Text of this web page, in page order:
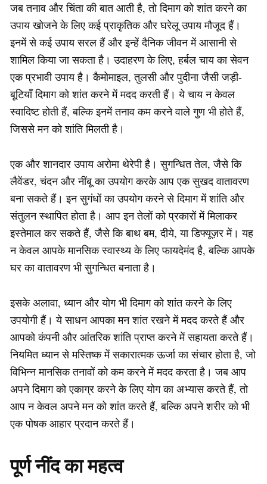
जब तनाव और चिंता की बात आती है, तो दिमाग को शांत करने का
उपाय खोजने के लिए कई प्राकृतिक और घरेलू उपाय मौजूद हैं।
इनमें से कई उपाय सरल हैं और इन्हें दैनिक जीवन में आसानी से
शामिल किया जा सकता है। उदाहरण के लिए, हर्बल चाय का सेवन
एक प्रभावी उपाय है। कैमोमाइल, तुलसी और पुदीना जैसी जड़ी-
बूटियाँ दिमाग को शांत करने में मदद करती हैं। ये चाय न केवल
स्वादिष्ट होती हैं, बल्कि इनमें तनाव कम करने वाले गुण भी होते हैं,
जिससे मन को शांति मिलती है।
एक और शानदार उपाय अरोमा थेरेपी है। सुगन्धित तेल, जैसे कि
लैवेंडर, चंदन और नींबू का उपयोग करके आप एक सुखद वातावरण
बना सकते हैं। इन सुगंधों का उपयोग करने से दिमाग में शांति और
संतुलन स्थापित होता है। आप इन तेलों को प्रकारों में मिलाकर
इस्तेमाल कर सकते हैं, जैसे कि बाथ बम, दीये, या डिफ्यूज़र में। यह
न केवल आपके मानसिक स्वास्थ्य के लिए फायदेमंद है, बल्कि आपके
घर का वातावरण भी सुगन्धित बनाता है।
इसके अलावा, ध्यान और योग भी दिमाग को शांत करने के लिए
उपयोगी हैं। ये साधन आपका मन शांत रखने में मदद करते हैं और
आपको कंपनी और आंतरिक शांति प्राप्त करने में सहायता करते हैं।
नियमित ध्यान से मस्तिष्क में सकारात्मक ऊर्जा का संचार होता है, जो
विभिन्न मानसिक तनावों को कम करने में मदद करता है। जब आप
अपने दिमाग को एकाग्र करने के लिए योग का अभ्यास करते हैं, तो
आप न केवल अपने मन को शांत करते हैं, बल्कि अपने शरीर को भी
एक पोषक आहार प्रदान करते हैं।
पूर्ण नींद का महत्व